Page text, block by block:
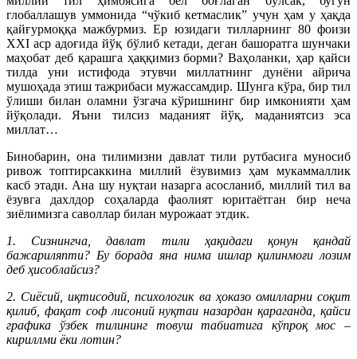
глобаллашув уммонида “чўкиб кетмаслик” учун ҳам у ҳақда
қайғурмоққа мажбурмиз. Ер юзидаги тилларнинг 80 фоизи
XXI аср адоғида йўқ бўлиб кетади, деган башоратга шунчаки
маҳобат деб қарашга ҳаққимиз борми? Ваҳоланки, ҳар қайси
тилда уни истифода этувчи миллатнинг дунёни айрича
мушоҳада этиш тажрибаси мужассамдир. Шунга кўра, бир тил
ўлиши билан оламни ўзгача кўришнинг бир имконияти ҳам
йўқолади. Яъни тилсиз маданият йўқ, маданиятсиз эса
миллат…
Бинобарин, она тилимизни давлат тили рутбасига муносиб
ривож топтирсаккина миллий ёзувимиз ҳам мукаммаллик
касб этади. Ана шу нуқтаи назарга асосланиб, миллий тил ва
ёзувга дахлдор соҳаларда фаолият юритаётган бир неча
зиёлимизга саволлар билан мурожаат этдик.
1. Сизнингча, давлат тили ҳақидаги қонун қандай
бажариляпти? Бу борада яна нима ишлар қилинмоғи лозим
деб ҳисоблайсиз?
2. Сиёсий, иқтисодий, психологик ва ҳоказо омилларни соқит
қилиб, фақат соф лисоний нуқтаи назардан қараганда, қайси
графика ўзбек тилининг товуш табиатига кўпроқ мос –
кириллми ёки лотин?